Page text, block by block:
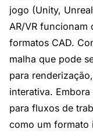
jogo (Unity,
AR/VR funcionam
formatos CAD.
malha que pode
para
interativa.
para fluxos de
como um formato